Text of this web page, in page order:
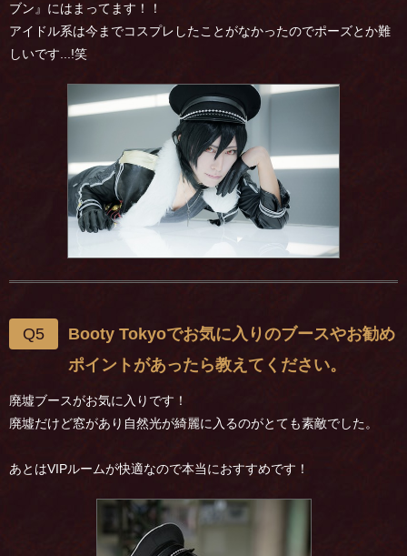
ブン』にはまってます！！
アイドル系は今までコスプレしたことがなかったのでポーズとか難
しいです...!笑
Q5
Booty Tokyoでお気に入りのブースやお勧め
ポイントがあったら教えてください。
廃墟ブースがお気に入りです！
廃墟だけど窓があり自然光が綺麗に入るのがとても素敵でした。
あとはVIPルームが快適なので本当におすすめです！